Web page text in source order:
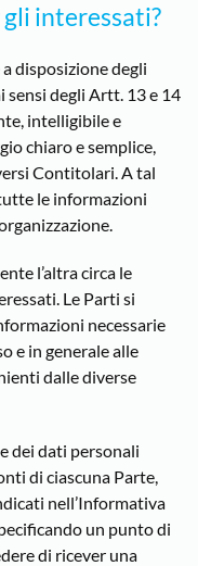
interessati?
disposizione degli
degli Artt. 13 e 14
intelligibile e
chiaro e semplice,
Contitolari. A tal
le informazioni
l’altra circa le
Le Parti si
necessarie
e in generale alle
dalle diverse
dei dati personali
di ciascuna Parte,
nell’Informativa
un punto di
di ricever una